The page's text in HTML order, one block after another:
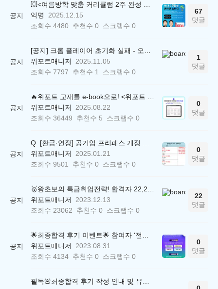
공지
💥<여름방학 맞춤 커리큘럼 2주 완성 무료 스터디> 모집 시작!
익명
2025.12.15
조회수 4480 추천수 0 스크랩수 0
67
댓글
공지
[공지] 크롬 플레이어 초기화 실패 - 오류 조치 방법 안내 (Chrome 142 버전, Edge)
위포트매니저
2025.11.05
조회수 7797 추천수 1 스크랩수 0
1
댓글
공지
🔥위포트 교재를 e-book으로! <위포트 스마트학습실>
위포트매니저
2025.08.22
조회수 36449 추천수 5 스크랩수 0
0
댓글
공지
Q. [환급·연장] 공기업 프리패스 개정 안내 (25.01.21 18:00~)
위포트매니저
2025.01.21
조회수 9501 추천수 0 스크랩수 0
0
댓글
공지
🥇왕초보의 특급취업전략! 합격자 22,244명 배출한 전문가와 함께 직무탐색부터 면접까지 완벽대비
위포트매니저
2023.12.13
조회수 23062 추천수 0 스크랩수 0
22
댓글
공지
🌟최종합격 후기 이벤트🌟 참여자 '전원' 백화점상품권 증정
위포트매니저
2023.08.31
조회수 4134 추천수 0 스크랩수 0
0
댓글
필독🚨최종합격 후기 작성 안내 및 유의사항